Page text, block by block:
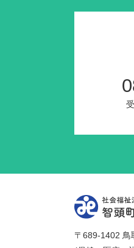
〒689-1402 鳥